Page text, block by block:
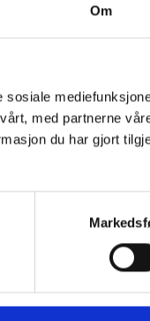
Om
sosiale
med partnerne
du har gjort